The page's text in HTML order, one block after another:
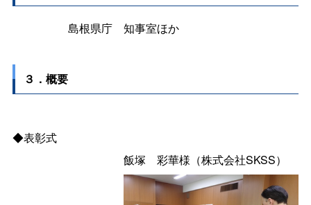
島根県庁 知事室ほか
３．概要
◆表彰式
飯塚 彩華様（株式会社SKSS）